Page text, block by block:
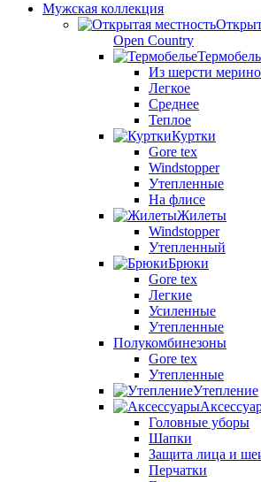
Мужская коллекция
Open Country
Из шерсти
Легкое
Среднее
Теплое
Куртки
Gore tex
Windstopper
Утепленные
На флисе
Жилеты
Windstopper
Утепленный
Брюки
Gore tex
Легкие
Усиленные
Утепленные
Полукомбинезоны
Gore tex
Утепленные
Утепление
Головные уборы
Шапки
Защита лица и
Перчатки